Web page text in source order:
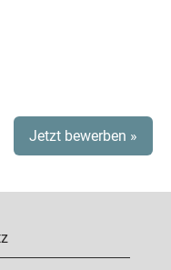
Jetzt bewerben »